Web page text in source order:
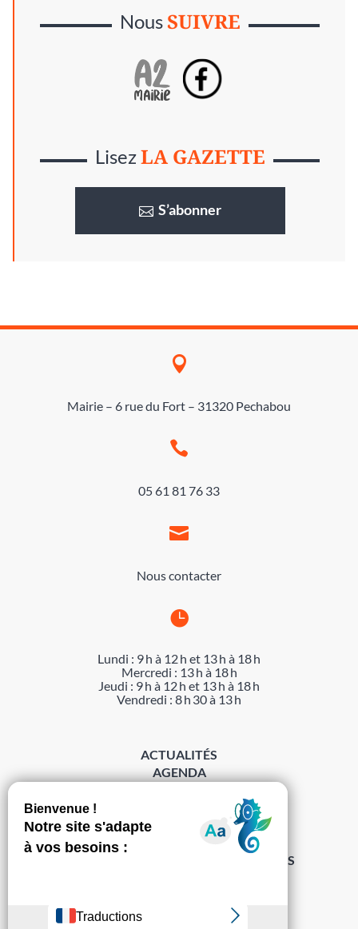
NousSUIVRE
LisezLA GAZETTE
S’abonner

Mairie – 6 rue du Fort – 31320 Pechabou

05 61 81 76 33

Nous contacter

Lundi : 9 h à 12 h et 13 h à 18 h
Mercredi : 13 h à 18 h
Jeudi : 9 h à 12 h et 13 h à 18 h
Vendredi : 8 h 30 à 13 h
ACTUALITÉS
AGENDA
MENTIONS LÉGALES
PROTECTION DES DONNÉES
POLITIQUE DE GESTION DES COOKIES